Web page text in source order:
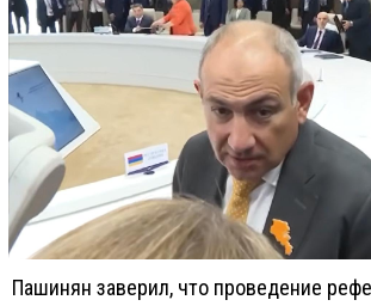
Пашинян заверил, что проведение